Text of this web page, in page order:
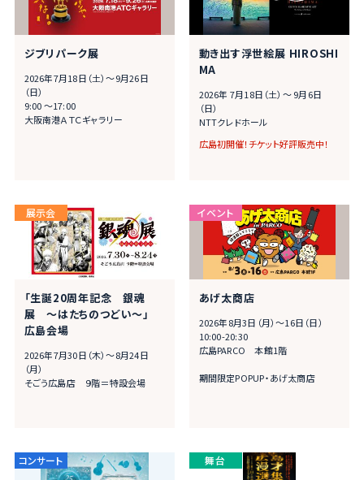
ジブリパーク展
2026年7月18日（土）～9月26日
（日）
9:00 ～17:00
大阪南港ＡＴＣギャラリー
動き出す浮世絵展 HIROSHI
MA
2026年 7月18日（土）～ 9月6日
（日）
NTTクレドホール
広島初開催！チケット好評販売中！
「生誕20周年記念 銀魂
展 ～はたちのつどい～」
広島会場
2026年7月30日（木）～8月24日
（月）
そごう広島店 ９階＝特設会場
あげ太商店
2026年8月3日（月）～16日（日）
10:00-20:30
広島PARCO 本館1階
期間限定POPUP・あげ太商店